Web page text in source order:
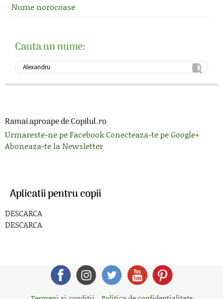
Nume norocoase
Cauta un nume:
Ramai aproape de Copilul.ro
Urmareste-ne pe FacebookConecteaza-te pe Google+
Aboneaza-te la Newsletter
Aplicatii pentru copii
DESCARCA
DESCARCA